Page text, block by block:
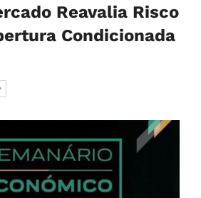
Reavalia Risco
Condicionada